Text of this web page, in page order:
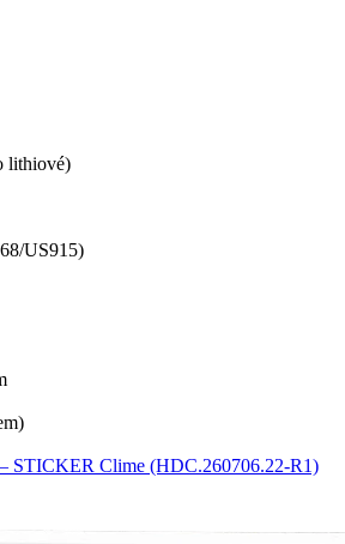
lithiové)
US915)
STICKER Clime (HDC.260706.22-R1)